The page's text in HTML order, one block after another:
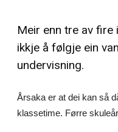
Meir enn tre av fire
ikkje å følgje ein
undervisning.
Årsaka er at dei kan så
klassetime. Førre